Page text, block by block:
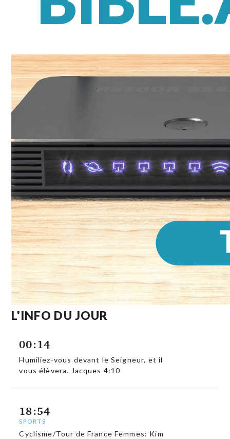
L'INFO DU JOUR
00:14
Humiliez-vous devant le Seigneur, et il
vous élèvera. Jacques 4:10
18:54
SPORTS
Cyclisme/Tour de France Femmes: Kim